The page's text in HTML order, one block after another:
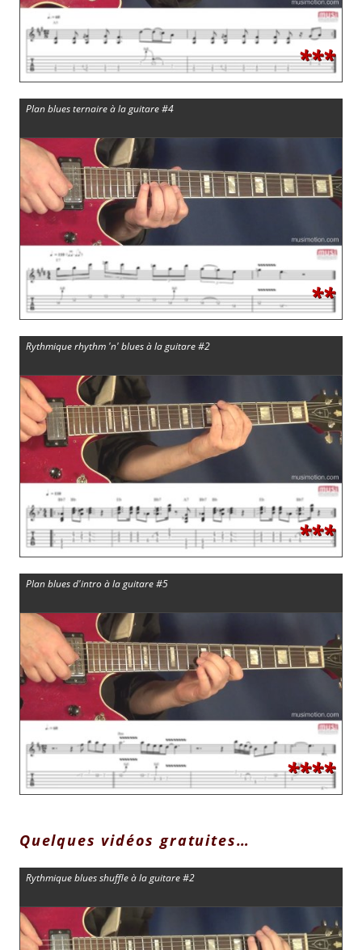
***
Plan blues ternaire à la guitare #4
**
Rythmique rhythm 'n' blues à la guitare #2
***
Plan blues d'intro à la guitare #5
****
Quelques vidéos gratuites…
Rythmique blues shuffle à la guitare #2